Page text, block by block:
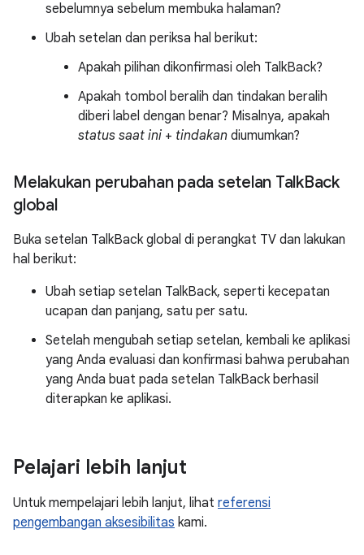
sebelumnya sebelum membuka halaman?
Ubah setelan dan periksa hal berikut:
Apakah pilihan dikonfirmasi oleh TalkBack?
Apakah tombol beralih dan tindakan beralih
diberi label dengan benar? Misalnya, apakah
status saat ini + tindakan diumumkan?
Melakukan perubahan pada setelan TalkBack
global
Buka setelan TalkBack global di perangkat TV dan lakukan
hal berikut:
Ubah setiap setelan TalkBack, seperti kecepatan
ucapan dan panjang, satu per satu.
Setelah mengubah setiap setelan, kembali ke aplikasi
yang Anda evaluasi dan konfirmasi bahwa perubahan
yang Anda buat pada setelan TalkBack berhasil
diterapkan ke aplikasi.
Pelajari lebih lanjut
Untuk mempelajari lebih lanjut, lihat referensi
pengembangan aksesibilitas kami.